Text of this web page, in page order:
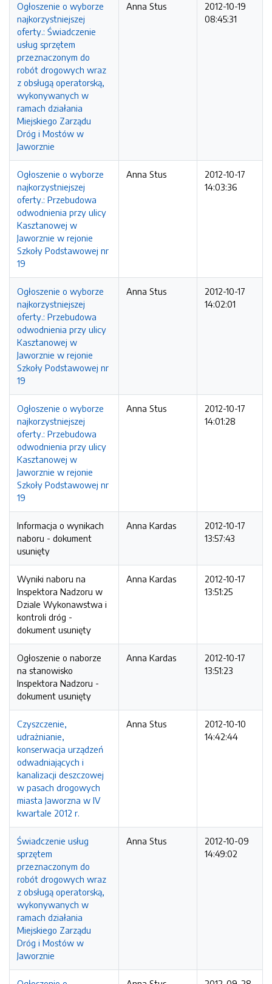
Ogłoszenie o wyborze
najkorzystniejszej
oferty.: Świadczenie
usług sprzętem
przeznaczonym do
robót drogowych wraz
z obsługą operatorską,
wykonywanych w
ramach działania
Miejskiego Zarządu
Dróg i Mostów w
Jaworznie
Anna Stus
2012-10-19
08:45:31
Ogłoszenie o wyborze
najkorzystniejszej
oferty.: Przebudowa
odwodnienia przy ulicy
Kasztanowej w
Jaworznie w rejonie
Szkoły Podstawowej nr
19
Anna Stus
2012-10-17
14:03:36
Ogłoszenie o wyborze
najkorzystniejszej
oferty.: Przebudowa
odwodnienia przy ulicy
Kasztanowej w
Jaworznie w rejonie
Szkoły Podstawowej nr
19
Anna Stus
2012-10-17
14:02:01
Ogłoszenie o wyborze
najkorzystniejszej
oferty.: Przebudowa
odwodnienia przy ulicy
Kasztanowej w
Jaworznie w rejonie
Szkoły Podstawowej nr
19
Anna Stus
2012-10-17
14:01:28
Informacja o wynikach
naboru - dokument
usunięty
Anna Kardas
2012-10-17
13:57:43
Wyniki naboru na
Inspektora Nadzoru w
Dziale Wykonawstwa i
kontroli dróg -
dokument usunięty
Anna Kardas
2012-10-17
13:51:25
Ogłoszenie o naborze
na stanowisko
Inspektora Nadzoru -
dokument usunięty
Anna Kardas
2012-10-17
13:51:23
Czyszczenie,
udrażnianie,
konserwacja urządzeń
odwadniających i
kanalizacji deszczowej
w pasach drogowych
miasta Jaworzna w IV
kwartale 2012 r.
Anna Stus
2012-10-10
14:42:44
Świadczenie usług
sprzętem
przeznaczonym do
robót drogowych wraz
z obsługą operatorską,
wykonywanych w
ramach działania
Miejskiego Zarządu
Dróg i Mostów w
Jaworznie
Anna Stus
2012-10-09
14:49:02